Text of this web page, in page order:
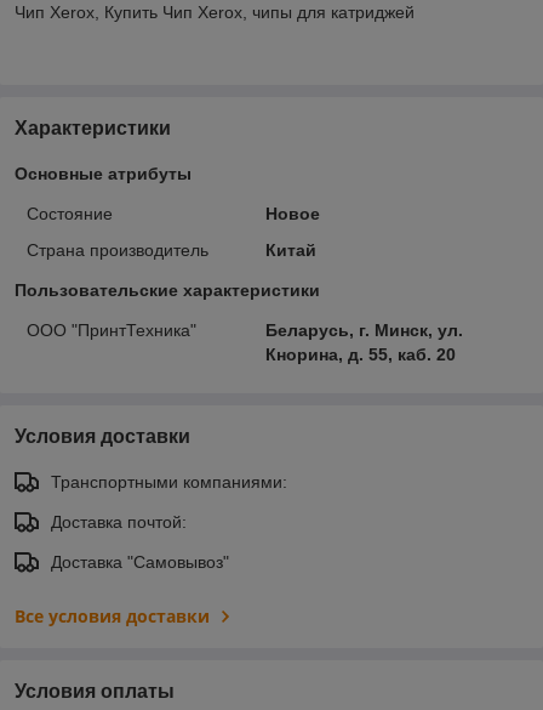
Чип Xerox, Купить Чип Xerox, чипы для катриджей
Характеристики
Основные атрибуты
Состояние
Новое
Страна производитель
Китай
Пользовательские характеристики
ООО "ПринтТехника"
Беларусь, г. Минск, ул.
Кнорина, д. 55, каб. 20
Условия доставки
Транспортными компаниями:
Доставка почтой:
Доставка "Самовывоз"
Все условия доставки
Условия оплаты